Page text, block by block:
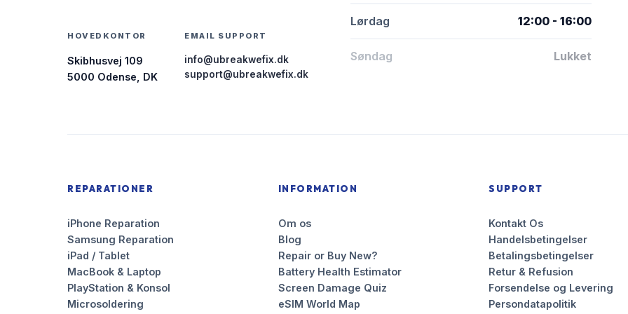
HOVEDKONTOR
Skibhusvej 109
5000 Odense, DK
EMAIL SUPPORT
info@ubreakwefix.dk
support@ubreakwefix.dk
Lørdag 12:00 - 16:00
Søndag Lukket
REPARATIONER
iPhone Reparation
Samsung Reparation
iPad / Tablet
MacBook & Laptop
PlayStation & Konsol
Microsoldering
INFORMATION
Om os
Blog
Repair or Buy New?
Battery Health Estimator
Screen Damage Quiz
eSIM World Map
SUPPORT
Kontakt Os
Handelsbetingelser
Betalingsbetingelser
Retur & Refusion
Forsendelse og Levering
Persondatapolitik